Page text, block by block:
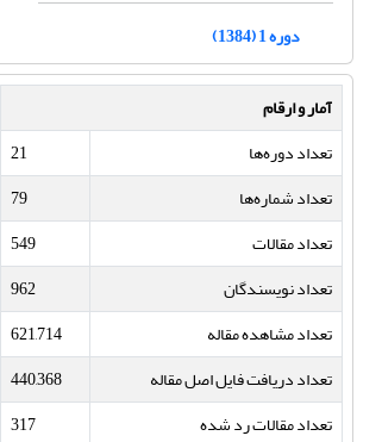
دوره 1 (1384)
آمار و ارقام
تعداد دوره‌ها
21
تعداد شماره‌ها
79
تعداد مقالات
549
تعداد نویسندگان
962
تعداد مشاهده مقاله
621,714
تعداد دریافت فایل اصل مقاله
440,368
تعداد مقالات رد شده
317